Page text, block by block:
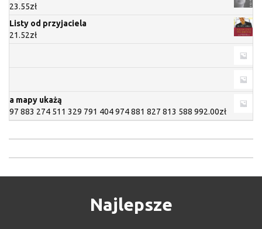
23.55zł
Listy od przyjaciela
21.52zł
a mapy ukażą
97 883 274 511 329 791 404 974 881 827 813 588 992.00zł
Najlepsze